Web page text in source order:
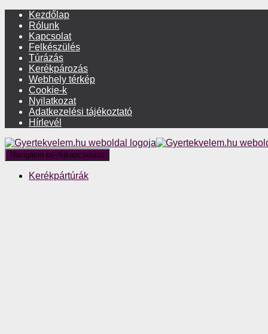
Kezdőlap
Rólunk
Kapcsolat
Felkészülés
Túrázás
Kerékpározás
Webhely térkép
Cookie-k
Nyilatkozat
Adatkezelési tájékoztató
Hírlevél
Navigáció be-/kikapcsolása
Kerékpártúrák